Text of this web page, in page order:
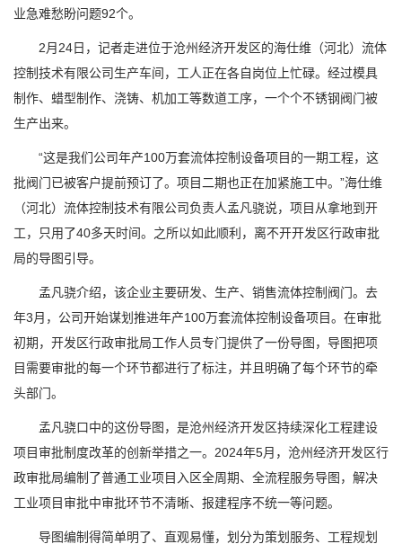
业急难愁盼问题92个。
2月24日，记者走进位于沧州经济开发区的海仕维（河北）流体
控制技术有限公司生产车间，工人正在各自岗位上忙碌。经过模具
制作、蜡型制作、浇铸、机加工等数道工序，一个个不锈钢阀门被
生产出来。
“这是我们公司年产100万套流体控制设备项目的一期工程，这
批阀门已被客户提前预订了。项目二期也正在加紧施工中。”海仕维
（河北）流体控制技术有限公司负责人孟凡骁说，项目从拿地到开
工，只用了40多天时间。之所以如此顺利，离不开开发区行政审批
局的导图引导。
孟凡骁介绍，该企业主要研发、生产、销售流体控制阀门。去
年3月，公司开始谋划推进年产100万套流体控制设备项目。在审批
初期，开发区行政审批局工作人员专门提供了一份导图，导图把项
目需要审批的每一个环节都进行了标注，并且明确了每个环节的牵
头部门。
孟凡骁口中的这份导图，是沧州经济开发区持续深化工程建设
项目审批制度改革的创新举措之一。2024年5月，沧州经济开发区行
政审批局编制了普通工业项目入区全周期、全流程服务导图，解决
工业项目审批中审批环节不清晰、报建程序不统一等问题。
导图编制得简单明了、直观易懂，划分为策划服务、工程规划